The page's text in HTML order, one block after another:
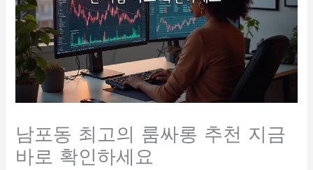
남포동 최고의 룸싸롱 추천 지금
바로 확인하세요